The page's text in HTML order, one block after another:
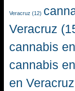
Veracruz (12)
Veracruz
cannabis
cannabis
en